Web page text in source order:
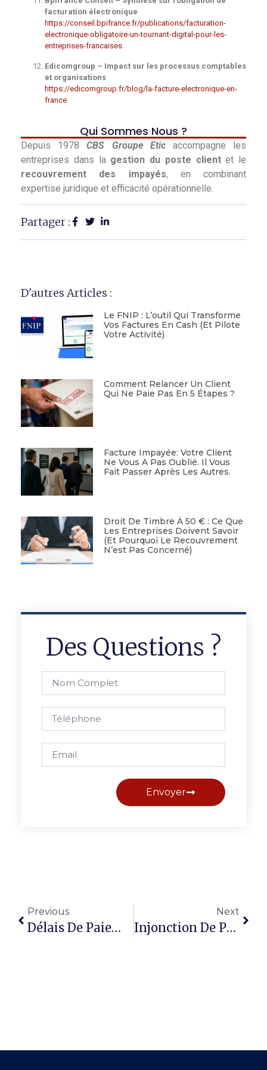
facturation électronique
https://conseil.bpifrance.fr/publications/facturation-
electronique-obligatoire-un-tournant-digital-pour-les-
entreprises-francaises
Edicomgroup – Impact sur les processus comptables
et organisations
https://edicomgroup.fr/blog/la-facture-electronique-en-
france
Qui Sommes Nous ?
Depuis 1978CBS Groupe Eticaccompagne les
entreprises dans la gestion du poste clientet le
recouvrement des impayés, en combinant
expertise juridique et efficacité opérationnelle.
Partager :
D'autres Articles :
Le FNIP : L’outil Qui Transforme
Vos Factures En Cash (et Pilote
Votre Activité)
Comment Relancer Un Client
Qui Ne Paie Pas En 5 Étapes ?
Facture Impayée: Votre Client
Ne Vous A Pas Oublié. Il Vous
Fait Passer Après Les Autres.
Droit De Timbre À 50 € : Ce Que
Les Entreprises Doivent Savoir
(et Pourquoi Le Recouvrement
N’est Pas Concerné)
Des Questions ?
Envoyer
Previous
Délais De Paiement : Ce Que La Loi Impose Réellement Aux Entreprises
Next
Injonction De Payer : Procédure, Délais, Coûts Et Efficacité Réelle Pour Les Entreprises